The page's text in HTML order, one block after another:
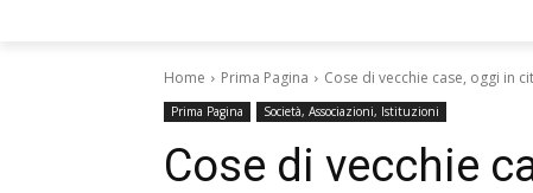
Home Prima Pagina Cose di vecchie case, oggi in
Prima Pagina Società, Associazioni, Istituzioni
Cose di vecchie